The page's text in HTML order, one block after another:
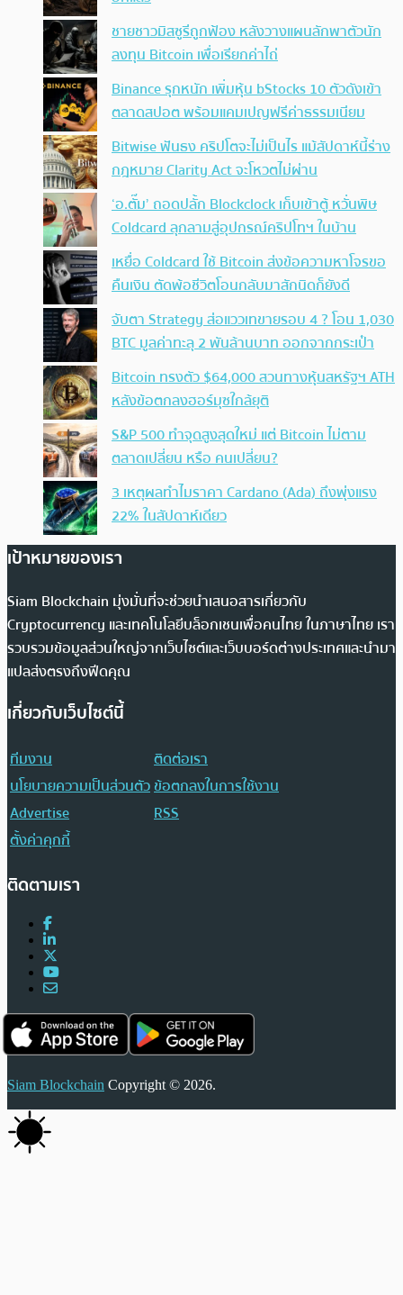
ชายชาวมิสซูรีถูกฟ้อง หลังวางแผนลักพาตัวนัก
ลงทุน Bitcoin เพื่อเรียกค่าไถ่
Binance รุกหนัก เพิ่มหุ้น bStocks 10 ตัวดังเข้า
ตลาดสปอต พร้อมแคมเปญฟรีค่าธรรมเนียม
Bitwise ฟันธง คริปโตจะไม่เป็นไร แม้สัปดาห์นี้ร่าง
กฎหมาย Clarity Act จะโหวตไม่ผ่าน
‘อ.ตั๊ม’ ถอดปลั้ก Blockclock เก็บเข้าตู้ หวั่นพิษ
Coldcard ลุกลามสู่อุปกรณ์คริปโทฯ ในบ้าน
เหยื่อ Coldcard ใช้ Bitcoin ส่งข้อความหาโจรขอ
คืนเงิน ตัดพ้อชีวิตโอนกลับมาสักนิดก็ยังดี
จับตา Strategy ส่อแววเทขายรอบ 4 ? โอน 1,030
BTC มูลค่าทะลุ 2 พันล้านบาท ออกจากกระเป๋า
Bitcoin ทรงตัว $64,000 สวนทางหุ้นสหรัฐฯ ATH
หลังข้อตกลงฮอร์มุซใกล้ยุติ
S&P 500 ทำจุดสูงสุดใหม่ แต่ Bitcoin ไม่ตาม
ตลาดเปลี่ยน หรือ คนเปลี่ยน?
3 เหตุผลทำไมราคา Cardano (Ada) ถึงพุ่งแรง
22% ในสัปดาห์เดียว
เป้าหมายของเรา
Siam Blockchain มุ่งมั่นที่จะช่วยนำเสนอสารเกี่ยวกับ
Cryptocurrency และเทคโนโลยีบล็อกเชนเพื่อคนไทย ในภาษาไทย เรา
รวบรวมข้อมูลส่วนใหญ่จากเว็บไซต์และเว็บบอร์ดต่างประเทศและนำมา
แปลส่งตรงถึงฟีดคุณ
เกี่ยวกับเว็บไซต์นี้
ทีมงาน
ติดต่อเรา
นโยบายความเป็นส่วนตัวข้อตกลงในการใช้งาน
Advertise
RSS
ตั้งค่าคุกกี้
ติดตามเรา
Siam Blockchain Copyright © 2026.